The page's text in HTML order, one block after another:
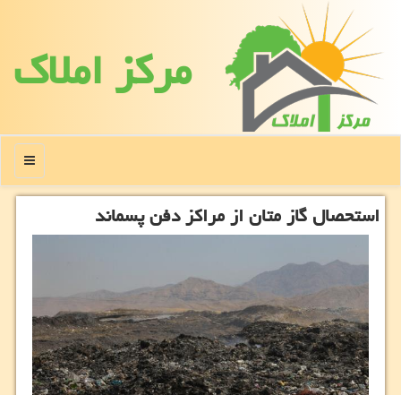
مركز املاك
منو
استحصال گاز متان از مراكز دفن پسماند